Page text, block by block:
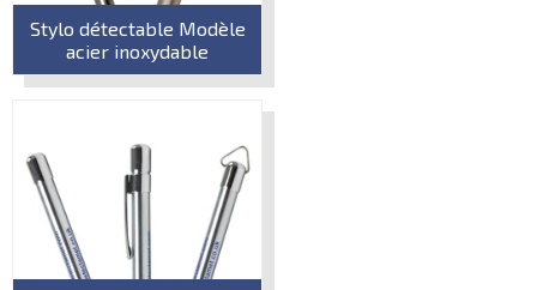
Stylo détectable Modèle
acier inoxydable